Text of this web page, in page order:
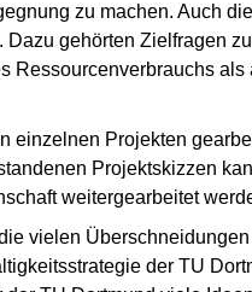
zu ma­chen. Auch
gehörten Zielfragen
Ressourcenverbrauchs als
einzelnen Projekten
Projektskizzen
weitergearbeitet
vie­len
der TU